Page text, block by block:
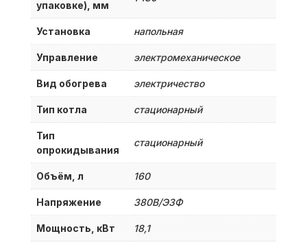
упаковке), мм
Установка напольная
Управление электромеханическое
Вид обогрева электричество
Тип котла стационарный
Тип
опрокидывания
стационарный
Объём, л 160
Напряжение 380B/Э3Ф
Мощность, кВт 18,1